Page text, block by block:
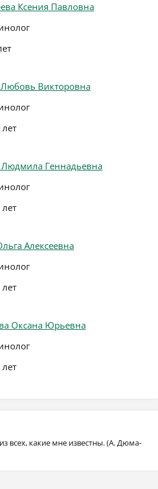
Ксения Павловна
Викторовна
Людмила Геннадьевна
Алексеевна
Оксана Юрьевна
всех, какие мне известны. (А. Дюма-